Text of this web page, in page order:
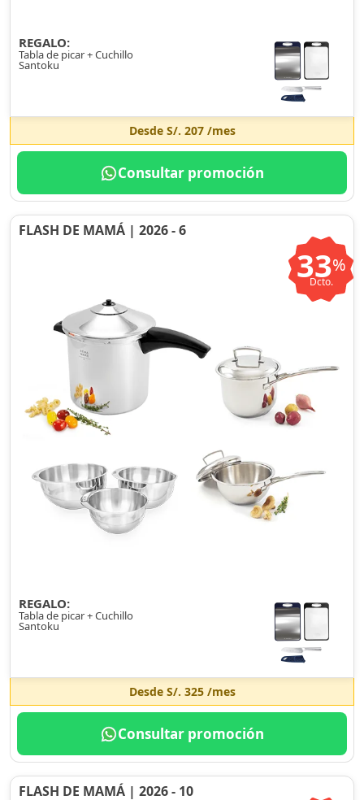
REGALO:
Tabla de picar + Cuchillo
Santoku
Desde S/. 207/mes
Consultar promoción
FLASH DE MAMÁ | 2026 - 6
33%
Dcto.
REGALO:
Tabla de picar + Cuchillo
Santoku
Desde S/. 325/mes
Consultar promoción
FLASH DE MAMÁ | 2026 - 10